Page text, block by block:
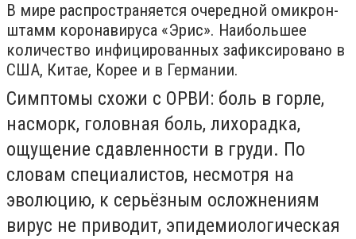
В мире распространяется очередной омикрон-
штамм коронавируса «Эрис». Наибольшее
количество инфицированных зафиксировано в
США, Китае, Корее и в Германии.
Симптомы схожи с ОРВИ: боль в горле,
насморк, головная боль, лихорадка,
ощущение сдавленности в груди. По
словам специалистов, несмотря на
эволюцию, к серьёзным осложнениям
вирус не приводит, эпидемиологическая